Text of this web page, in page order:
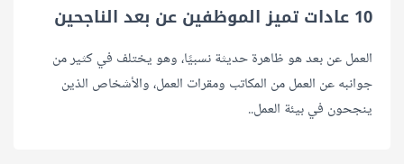
10 عادات تميز الموظفين عن بعد الناجحين
العمل عن بعد هو ظاهرة حديثة نسبيًا، وهو يختلف في كثير من
جوانبه عن العمل من المكاتب ومقرات العمل، والأشخاص الذين
ينجحون في بيئة العمل..